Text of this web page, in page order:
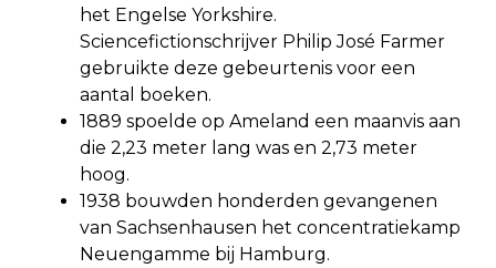
het Engelse Yorkshire.
Sciencefictionschrijver Philip José Farmer
gebruikte deze gebeurtenis voor een
aantal boeken.
1889 spoelde op Ameland een maanvis aan
die 2,23 meter lang was en 2,73 meter
hoog.
1938 bouwden honderden gevangenen
van Sachsenhausen het concentratiekamp
Neuengamme bij Hamburg.